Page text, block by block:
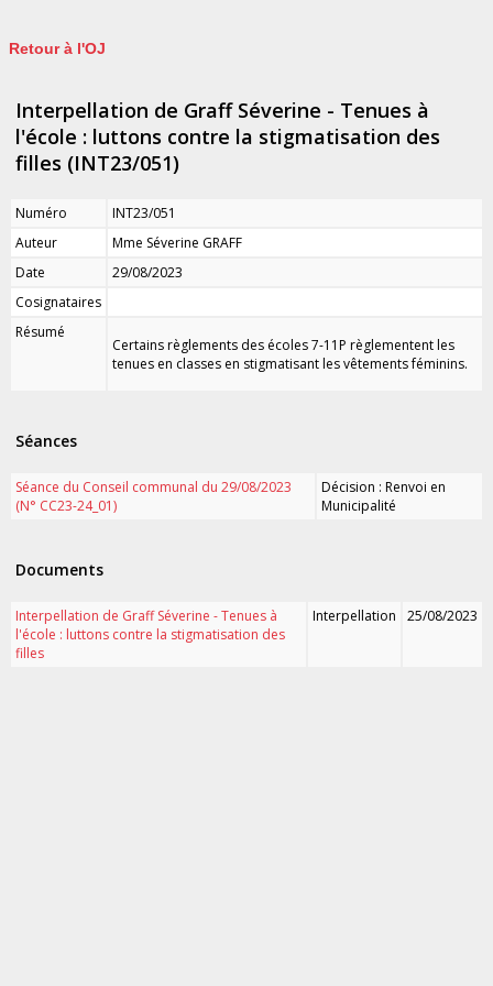
Retour à l'OJ
Interpellation de Graff Séverine - Tenues à
l'école : luttons contre la stigmatisation des
filles (INT23/051)
Numéro
INT23/051
Auteur
Mme Séverine GRAFF
Date
29/08/2023
Cosignataires
Résumé
Certains règlements des écoles 7-11P règlementent les
tenues en classes en stigmatisant les vêtements féminins.
Séances
Séance du Conseil communal du 29/08/2023
(N° CC23-24_01)
Décision : Renvoi en
Municipalité
Documents
Interpellation de Graff Séverine - Tenues à
l'école : luttons contre la stigmatisation des
filles
Interpellation 25/08/2023